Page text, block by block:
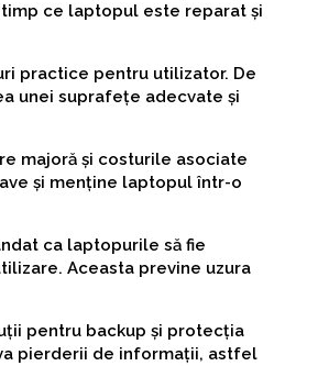
ce laptopul este reparat și
practice pentru utilizator. De
unei suprafețe adecvate și
majoră și costurile asociate
și menține laptopul într-o
ca laptopurile să fie
Aceasta previne uzura
pentru backup și protecția
pierderii de informații, astfel